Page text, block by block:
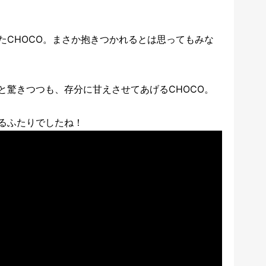
CHOCO。まさか抱きつかれるとは思ってもみな
きつつも、存分に甘えさせてあげるCHOCO。
ふたりでしたね！